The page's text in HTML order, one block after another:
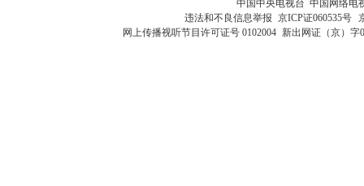
中国中央电视台 中国网络电
违法和不良信息举报 京ICP证060535号
网上传播视听节目许可证号 0102004 新出网证（京）